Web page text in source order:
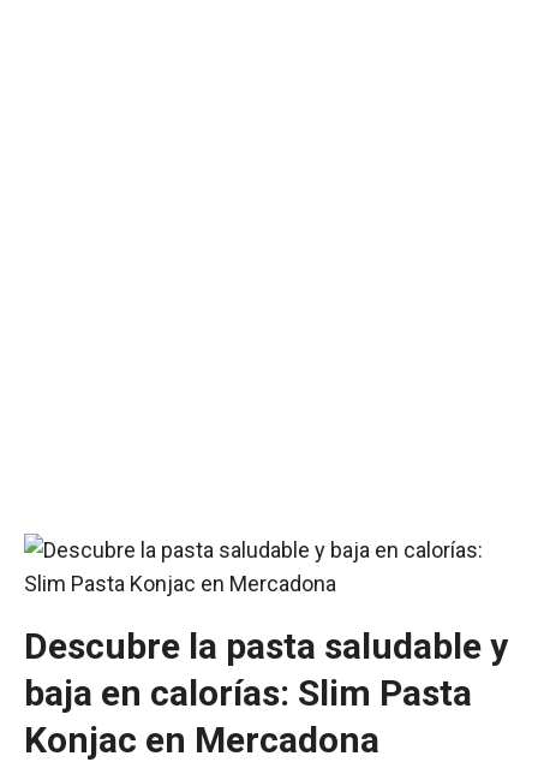
Descubre la pasta saludable y
baja en calorías: Slim Pasta
Konjac en Mercadona